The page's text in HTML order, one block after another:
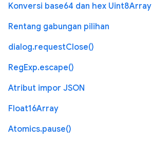
Konversi base64 dan hex Uint8Array
Rentang gabungan pilihan
dialog.requestClose()
RegExp.escape()
Atribut impor JSON
Float16Array
Atomics.pause()